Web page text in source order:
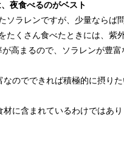
夜食べるのがベスト
ラレンですが、少量ならば
たくさん食べたときには、紫
高まるので、ソラレンが豊
のでできれば積極的に摂り
に含まれているわけではあ